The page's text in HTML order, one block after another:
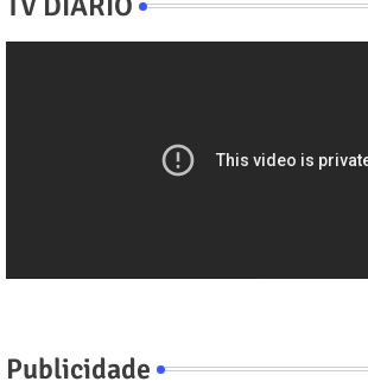
Publicidade